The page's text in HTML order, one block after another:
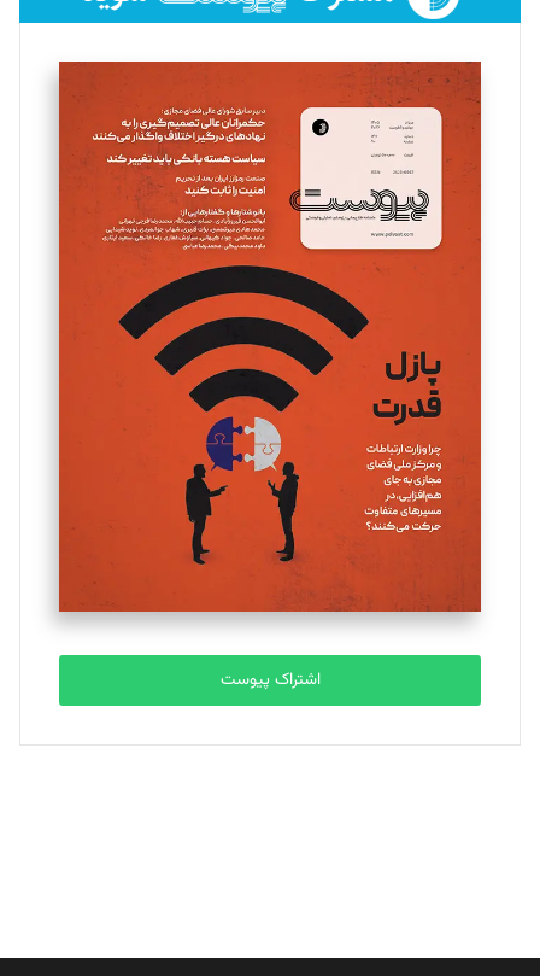
فائزه فتحی رستمی
تحریریه
سروش کرمیان
تحریریه
مینا پاکدل
یسنا امان‌پور
تحریریه
ملینا جعفری
تحریریه
مصطفی مسجدی آرانی
تحریریه
بابک نقاش
تحریریه
اشتراک پیوست